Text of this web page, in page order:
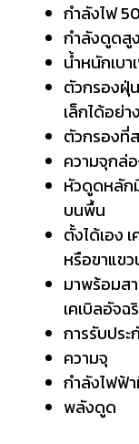
กำลังไฟ
กำลังดูดสู
น้ำหนักเบา
ตัวกรองฝุ่
เล็กได้อย่
ตัวกรองที่
ความจุกล่
หัวดูดหลัก
บนพื้น
ตั้งได้เอง
หรือขาแขว
มาพร้อมสา
เคเบิลอัจ
การรับป
ควา
กำลังไ
พลัง